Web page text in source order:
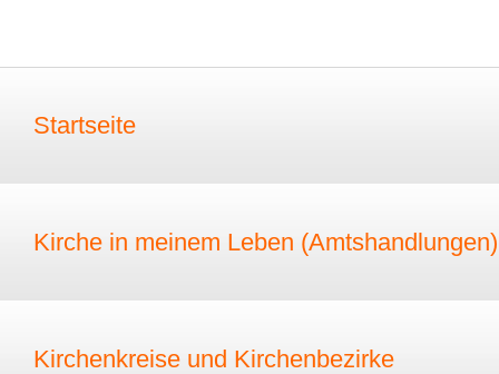
Startseite
Kirche in meinem Leben (Amtshandlungen)
Kirchenkreise und Kirchenbezirke